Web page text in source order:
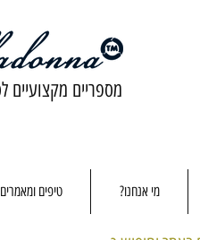
מספריים מקצועיים
מי אנחנו? טיפים ומאמרים